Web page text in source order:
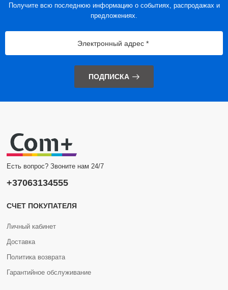
Получите всю последнюю информацию о событиях, распродажах и
предложениях.
ПОДПИСКА
Есть вопрос? Звоните нам 24/7
+37063134555
СЧЕТ ПОКУПАТЕЛЯ
Личный кабинет
Доставка
Политика возврата
Гарантийное обслуживание